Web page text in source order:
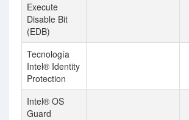
Execute
Disable Bit
(EDB)
Tecnología
Intel® Identity
Protection
Intel® OS
Guard